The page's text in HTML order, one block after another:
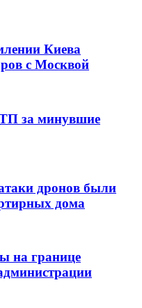
Киева
с Москвой
за минувшие
дронов были
дома
на границе